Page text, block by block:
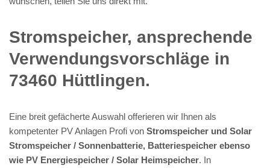
Stromspeicher, ansprechende
Verwendungsvorschläge in
73460 Hüttlingen.
Eine breit gefächerte Auswahl offerieren wir Ihnen als
kompetenter PV Anlagen Profi von Stromspeicher und Solar
Stromspeicher / Sonnenbatterie, Batteriespeicher ebenso
wie PV Energiespeicher / Solar Heimspeicher. In